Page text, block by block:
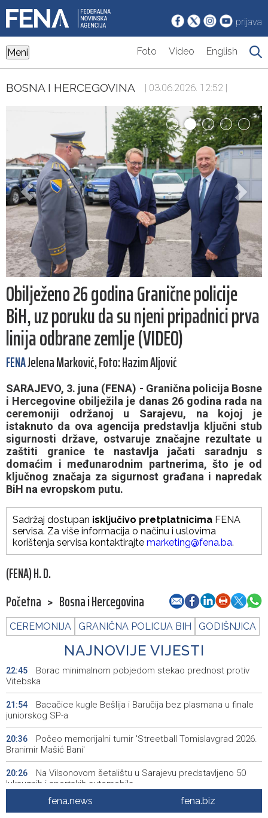
prijava
Meni Foto Video English
BOSNA I HERCEGOVINA | 03.06.2026. 12:52 |
Obilježeno 26 godina Granične policije
BiH, uz poruku da su njeni pripadnici prva
linija odbrane zemlje (VIDEO)
FENAJelena Marković, Foto: Hazim Aljović
SARAJEVO, 3. juna (FENA) - Granična policija Bosne
i Hercegovine obilježila je danas 26 godina rada na
ceremoniji održanoj u Sarajevu, na kojoj je
istaknuto da ova agencija predstavlja ključni stub
sigurnosti države, ostvaruje značajne rezultate u
zaštiti granice te nastavlja jačati saradnju s
domaćim i međunarodnim partnerima, što je od
ključnog značaja za sigurnost građana i napredak
BiH na evropskom putu.
Sadržaj dostupan isključivo pretplatnicima FENA
servisa. Za više informacija o načinu i uslovima
korištenja servisa kontaktirajte marketing@fena.ba.
(FENA) H. D.
Početna > Bosna i Hercegovina
CEREMONIJA GRANIČNA POLICIJA BIH GODIŠNJICA
NAJNOVIJE VIJESTI
22:45
Borac minimalnom pobjedom stekao prednost protiv
Vitebska
21:54
Bacačice kugle Bešlija i Baručija bez plasmana u finale
juniorskog SP-a
20:36
Počeo memorijalni turnir 'Streetball Tomislavgrad 2026.
Branimir Mašić Bani'
20:26
Na Vilsonovom šetalištu u Sarajevu predstavljeno 50
luksuznih i sportskih automobila
Announcement of events for Friday, 7 August 2026
fena.news fena.biz